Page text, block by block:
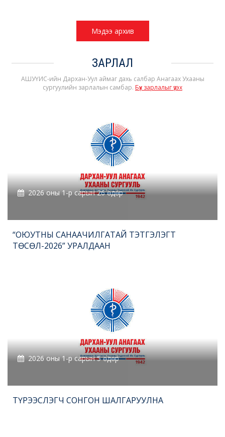
Мэдээ архив
ЗАРЛАЛ
АШУҮИС-ийн Дархан-Уул аймаг дахь салбар Анагаах Ухааны
сургуулийн зарлалын самбар. Бүх зарлалыг үзэх
2026 оны 1-р сарын 26 өдөр
“ОЮУТНЫ САНААЧИЛГАТАЙ ТЭТГЭЛЭГТ
ТӨСӨЛ-2026” УРАЛДААН
2026 оны 1-р сарын 5 өдөр
ТҮРЭЭСЛЭГЧ СОНГОН ШАЛГАРУУЛНА